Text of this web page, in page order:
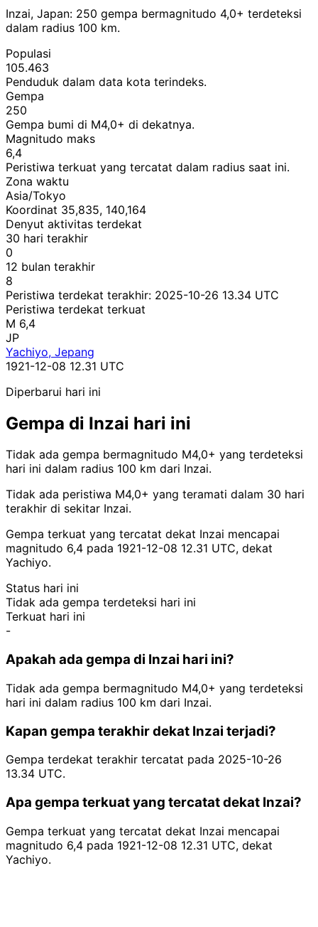
Inzai, Japan: 250 gempa bermagnitudo 4,0+ terdeteksi
dalam radius 100 km.
Populasi
105.463
Penduduk dalam data kota terindeks.
Gempa
250
Gempa bumi di M4,0+ di dekatnya.
Magnitudo maks
6,4
Peristiwa terkuat yang tercatat dalam radius saat ini.
Zona waktu
Asia/Tokyo
Koordinat 35,835, 140,164
Denyut aktivitas terdekat
30 hari terakhir
0
12 bulan terakhir
8
Peristiwa terdekat terakhir: 2025-10-26 13.34 UTC
Peristiwa terdekat terkuat
M 6,4
JP
Yachiyo, Jepang
1921-12-08 12.31 UTC
Diperbarui hari ini
Gempa di Inzai hari ini
Tidak ada gempa bermagnitudo M4,0+ yang terdeteksi
hari ini dalam radius 100 km dari Inzai.
Tidak ada peristiwa M4,0+ yang teramati dalam 30 hari
terakhir di sekitar Inzai.
Gempa terkuat yang tercatat dekat Inzai mencapai
magnitudo 6,4 pada 1921-12-08 12.31 UTC, dekat
Yachiyo.
Status hari ini
Tidak ada gempa terdeteksi hari ini
Terkuat hari ini
-
Apakah ada gempa di Inzai hari ini?
Tidak ada gempa bermagnitudo M4,0+ yang terdeteksi
hari ini dalam radius 100 km dari Inzai.
Kapan gempa terakhir dekat Inzai terjadi?
Gempa terdekat terakhir tercatat pada 2025-10-26
13.34 UTC.
Apa gempa terkuat yang tercatat dekat Inzai?
Gempa terkuat yang tercatat dekat Inzai mencapai
magnitudo 6,4 pada 1921-12-08 12.31 UTC, dekat
Yachiyo.